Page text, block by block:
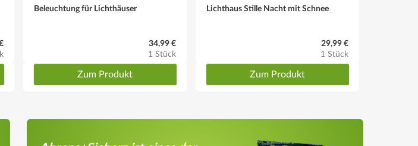
Beleuchtung für Lichthäuser
34,99 €
1 Stück
Zum Produkt
Lichthaus Stille Nacht mit Schnee
29,99 €
1 Stück
Zum Produkt